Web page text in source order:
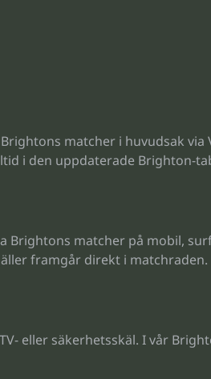
matcher i huvudsak
i den uppdaterade Brighton-
matcher på mobil,
framgår direkt i matchraden.
eller säkerhetsskäl. I vår